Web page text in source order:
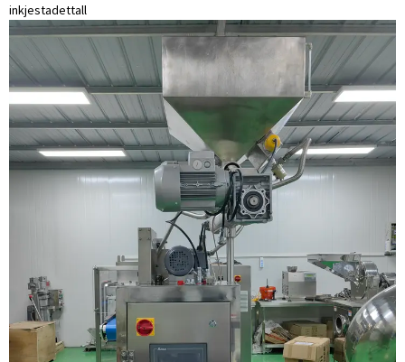
inkjestadettall